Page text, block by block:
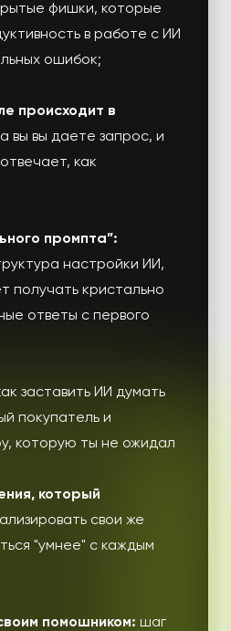
фишки, которые
в работе с ИИ
ошибок;
происходит в
вы вы даете запрос, и
как
промпта”:
настройки ИИ,
получать кристально
ответы с первого
заставить ИИ думать
покупатель и
которую ты не ожидал
который
свои же
"умнее" с каждым
помошником: шаг